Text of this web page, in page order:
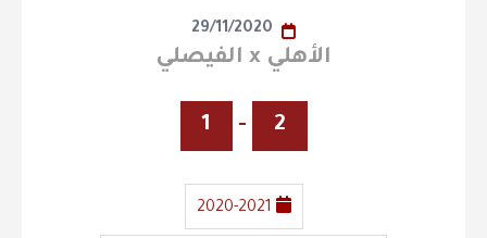
29/11/2020
الأهلي x الفيصلي
2
-
1
2020-2021